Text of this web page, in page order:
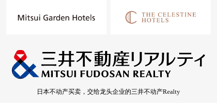
日本不动产买卖，交给龙头企业的三井不动产Realty